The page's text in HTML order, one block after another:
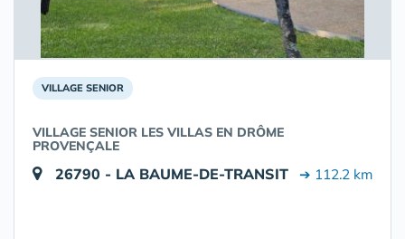
VILLAGE SENIOR
VILLAGE SENIOR LES VILLAS EN DRÔME
PROVENÇALE
26790 - LA BAUME-DE-TRANSIT ➔ 112.2 km